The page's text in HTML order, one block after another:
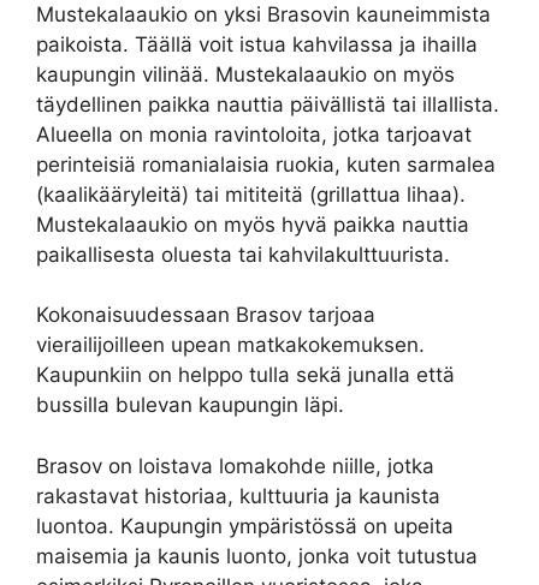
Mustekalaaukio on yksi Brasovin kauneimmista
paikoista. Täällä voit istua kahvilassa ja ihailla
kaupungin vilinää. Mustekalaaukio on myös
täydellinen paikka nauttia päivällistä tai illallista.
Alueella on monia ravintoloita, jotka tarjoavat
perinteisiä romanialaisia ruokia, kuten sarmalea
(kaalikääryleitä) tai mititeitä (grillattua lihaa).
Mustekalaaukio on myös hyvä paikka nauttia
paikallisesta oluesta tai kahvilakulttuurista.
Kokonaisuudessaan Brasov tarjoaa
vierailijoilleen upean matkakokemuksen.
Kaupunkiin on helppo tulla sekä junalla että
bussilla bulevan kaupungin läpi.
Brasov on loistava lomakohde niille, jotka
rakastavat historiaa, kulttuuria ja kaunista
luontoa. Kaupungin ympäristössä on upeita
maisemia ja kaunis luonto, jonka voit tutustua